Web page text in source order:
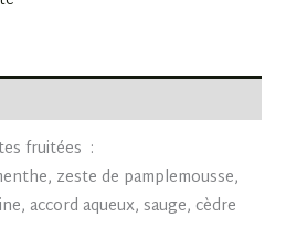
fruitées :
zeste de pamplemousse,
accord aqueux, sauge, cèdre